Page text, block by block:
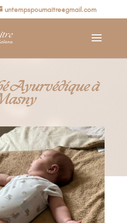
untempspournaitre@gmail.com
Ayurvédique à